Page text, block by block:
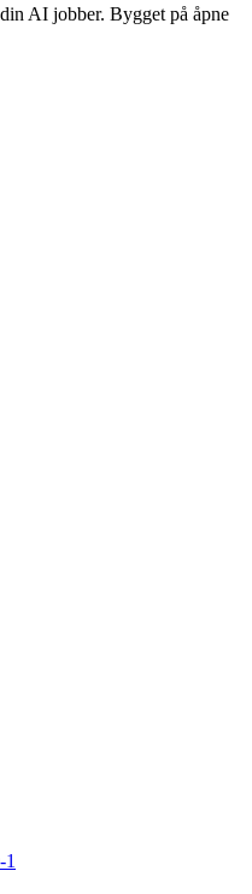
AI jobber. Bygget på åpne
1